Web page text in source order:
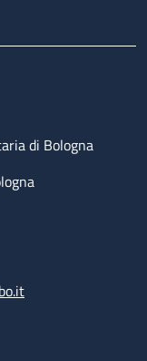
di Bologna